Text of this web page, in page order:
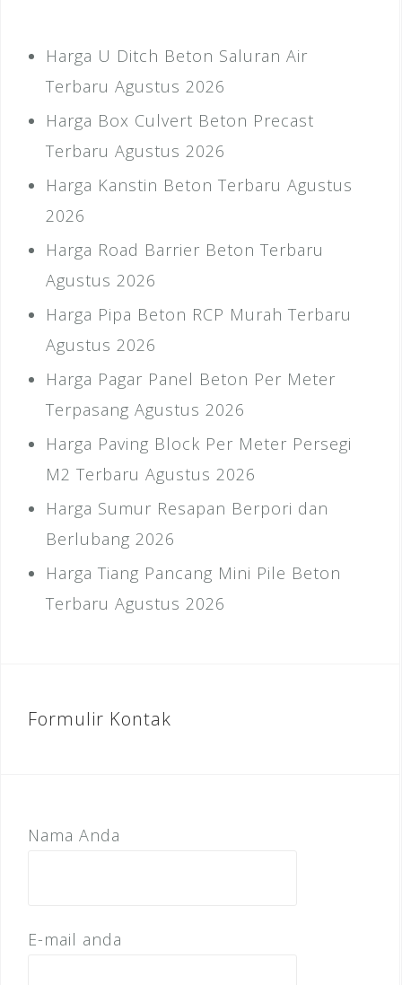
Harga U Ditch Beton Saluran Air
Terbaru Agustus 2026
Harga Box Culvert Beton Precast
Terbaru Agustus 2026
Harga Kanstin Beton Terbaru Agustus
2026
Harga Road Barrier Beton Terbaru
Agustus 2026
Harga Pipa Beton RCP Murah Terbaru
Agustus 2026
Harga Pagar Panel Beton Per Meter
Terpasang Agustus 2026
Harga Paving Block Per Meter Persegi
M2 Terbaru Agustus 2026
Harga Sumur Resapan Berpori dan
Berlubang 2026
Harga Tiang Pancang Mini Pile Beton
Terbaru Agustus 2026
Formulir Kontak
Nama Anda
E-mail anda